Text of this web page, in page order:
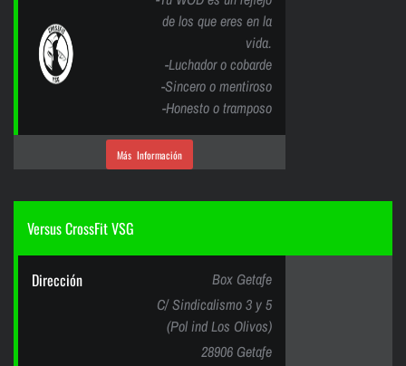
de los que eres en la
vida.
-Luchador o cobarde
-Sincero o mentiroso
-Honesto o tramposo
Más Información
Versus CrossFit VSG
Dirección
Box Getafe
C/ Sindicalismo 3 y 5
(Pol ind Los Olivos)
28906 Getafe